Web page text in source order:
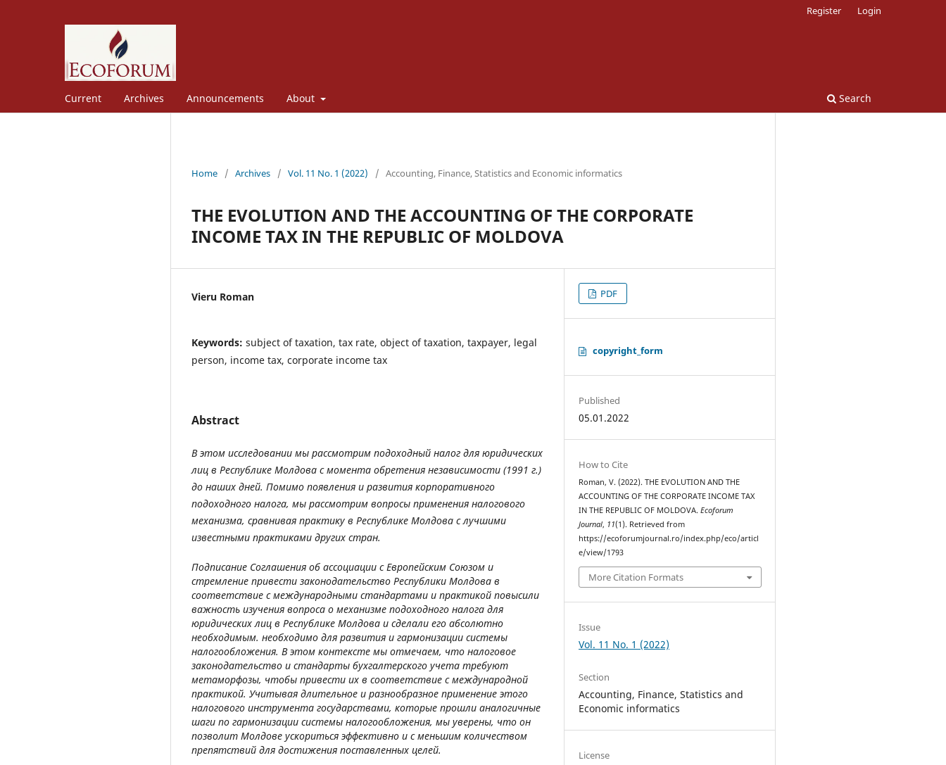
Current Archives Announcements About Search
Register Login
Home / Archives / Vol. 11 No. 1 (2022) / Accounting, Finance, Statistics and Economic informatics
THE EVOLUTION AND THE ACCOUNTING OF THE CORPORATE
INCOME TAX IN THE REPUBLIC OF MOLDOVA
Vieru Roman
Keywords: subject of taxation, tax rate, object of taxation, taxpayer, legal
person, income tax, corporate income tax
Abstract
В этом исследовании мы рассмотрим подоходный налог для юридических
лиц в Республике Молдова с момента обретения независимости (1991 г.)
до наших дней. Помимо появления и развития корпоративного
подоходного налога, мы рассмотрим вопросы применения налогового
механизма, сравнивая практику в Республике Молдова с лучшими
известными практиками других стран.
Подписание Соглашения об ассоциации с Европейским Союзом и
стремление привести законодательство Республики Молдова в
соответствие с международными стандартами и практикой повысили
важность изучения вопроса о механизме подоходного налога для
юридических лиц в Республике Молдова и сделали его абсолютно
необходимым. необходимо для развития и гармонизации системы
налогообложения. В этом контексте мы отмечаем, что налоговое
законодательство и стандарты бухгалтерского учета требуют
метаморфозы, чтобы привести их в соответствие с международной
практикой. Учитывая длительное и разнообразное применение этого
налогового инструмента государствами, которые прошли аналогичные
шаги по гармонизации системы налогообложения, мы уверены, что он
позволит Молдове ускориться эффективно и с меньшим количеством
препятствий для достижения поставленных целей.
PDF
copyright_form
Published
05.01.2022
How to Cite
Roman, V. (2022). THE EVOLUTION AND THE
ACCOUNTING OF THE CORPORATE INCOME TAX
IN THE REPUBLIC OF MOLDOVA.Ecoforum
Journal, 11(1). Retrieved from
https://ecoforumjournal.ro/index.php/eco/articl
e/view/1793
More Citation Formats
Issue
Vol. 11 No. 1 (2022)
Section
Accounting, Finance, Statistics and
Economic informatics
License